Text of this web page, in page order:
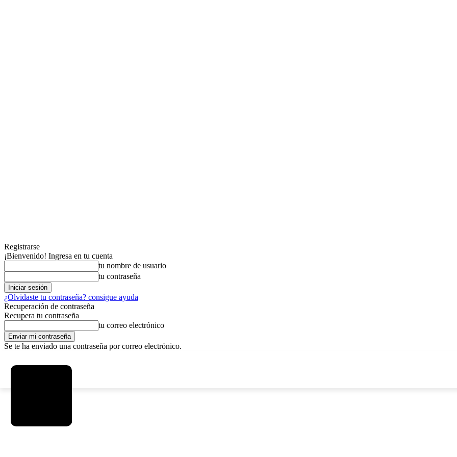
Registrarse
¡Bienvenido! Ingresa en tu cuenta
tu nombre de usuario
tu contraseña
¿Olvidaste tu contraseña? consigue ayuda
Recuperación de contraseña
Recupera tu contraseña
tu correo electrónico
Se te ha enviado una contraseña por correo electrónico.